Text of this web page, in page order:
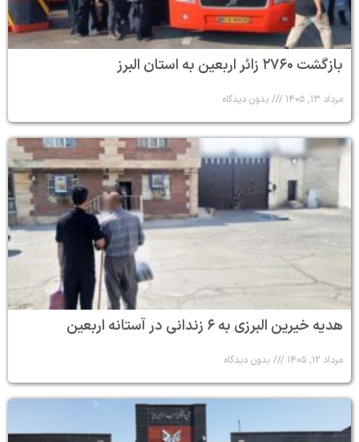
بازگشت ۲۷۶۰ زائر اربعین به استان البرز
مرداد ۱۳, ۱۴۰۵ بدون دیدگاه
هدیه خیرین البرزی به ۶ زندانی در آستانه اربعین
مرداد ۱۲, ۱۴۰۵ بدون دیدگاه